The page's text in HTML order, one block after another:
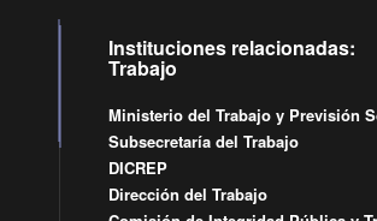
Instituciones relacionadas:
Trabajo
Ministerio del Trabajo y Previsión
Subsecretaría del Trabajo
DICREP
Dirección del Trabajo